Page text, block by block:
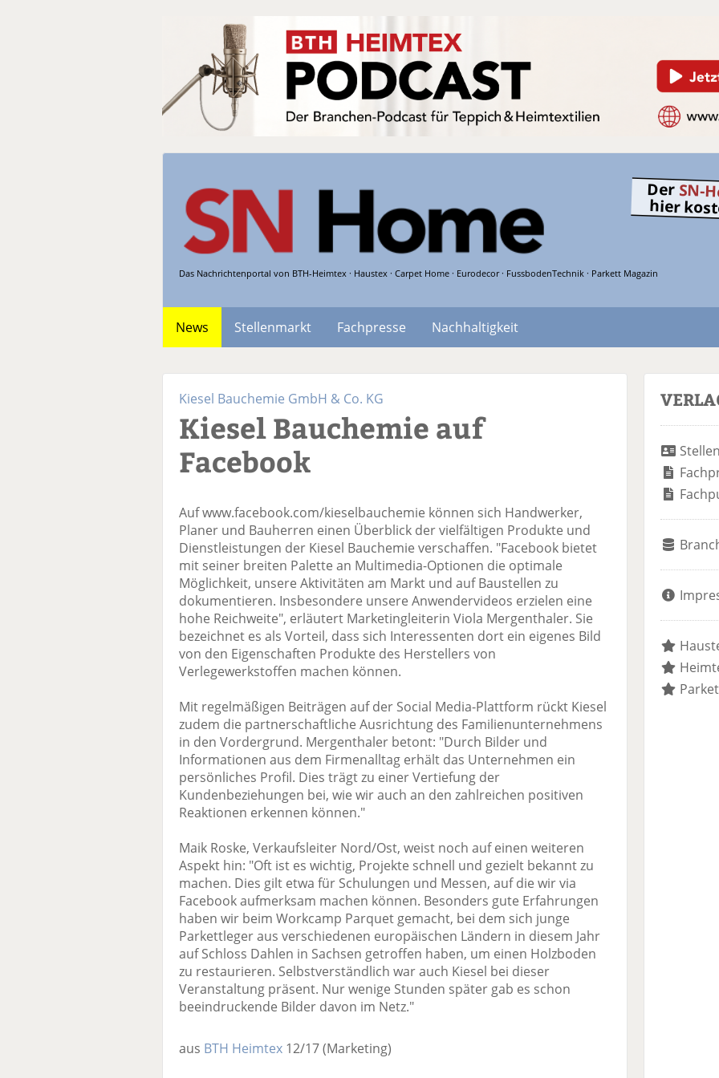
Das Nachrichtenportal von BTH-Heimtex · Haustex · Carpet Home · Eurodecor · FussbodenTechnik · Parkett Magazin
Der SN-
hier
News Stellenmarkt Fachpresse
Nachhaltigkeit
Kiesel Bauchemie GmbH & Co. KG
Kiesel Bauchemie auf
Facebook
Auf www.facebook.com/kieselbauchemie können sich Handwerker,
Planer und Bauherren einen Überblick der vielfältigen Produkte und
Dienstleistungen der Kiesel Bauchemie verschaffen. "Facebook bietet
mit seiner breiten Palette an Multimedia-Optionen die optimale
Möglichkeit, unsere Aktivitäten am Markt und auf Baustellen zu
dokumentieren. Insbesondere unsere Anwendervideos erzielen eine
hohe Reichweite", erläutert Marketingleiterin Viola Mergenthaler. Sie
bezeichnet es als Vorteil, dass sich Interessenten dort ein eigenes Bild
von den Eigenschaften Produkte des Herstellers von
Verlegewerkstoffen machen können.
Mit regelmäßigen Beiträgen auf der Social Media-Plattform rückt Kiesel
zudem die partnerschaftliche Ausrichtung des Familienunternehmens
in den Vordergrund. Mergenthaler betont: "Durch Bilder und
Informationen aus dem Firmenalltag erhält das Unternehmen ein
persönliches Profil. Dies trägt zu einer Vertiefung der
Kundenbeziehungen bei, wie wir auch an den zahlreichen positiven
Reaktionen erkennen können."
Maik Roske, Verkaufsleiter Nord/Ost, weist noch auf einen weiteren
Aspekt hin: "Oft ist es wichtig, Projekte schnell und gezielt bekannt zu
machen. Dies gilt etwa für Schulungen und Messen, auf die wir via
Facebook aufmerksam machen können. Besonders gute Erfahrungen
haben wir beim Workcamp Parquet gemacht, bei dem sich junge
Parkettleger aus verschiedenen europäischen Ländern in diesem Jahr
auf Schloss Dahlen in Sachsen getroffen haben, um einen Holzboden
zu restaurieren. Selbstverständlich war auch Kiesel bei dieser
Veranstaltung präsent. Nur wenige Stunden später gab es schon
beeindruckende Bilder davon im Netz."
aus BTH Heimtex 12/17(Marketing)